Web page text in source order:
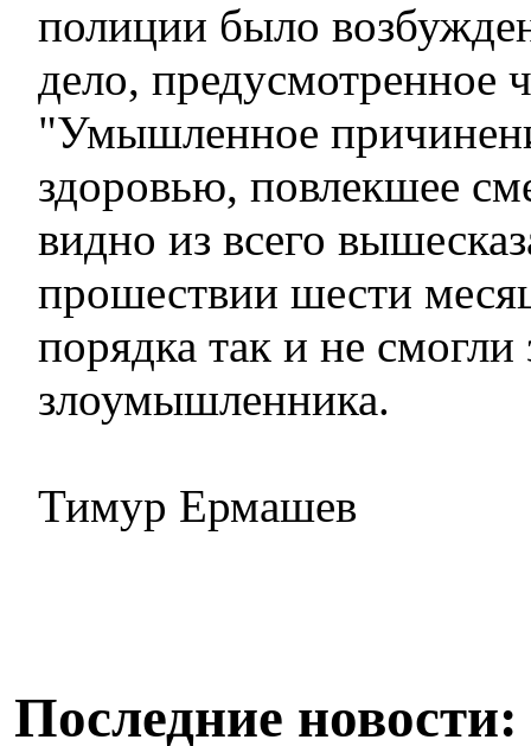
полиции было
дело,
"Умышленное
здоровью, повлекшее
видно из всего
прошествии шести
порядка так и не смогли
злоумышленника.
Тимур Ермашев
Последние новости: